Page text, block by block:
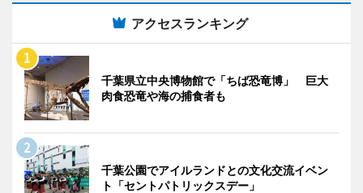
アクセスランキング
千葉県立中央博物館で「ちば恐竜博」 巨大
肉食恐竜や海の捕食者も
千葉公園でアイルランドとの文化交流イベン
ト「セントパトリックスデー」